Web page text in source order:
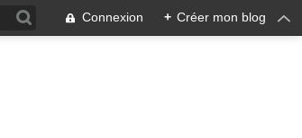
Connexion + Créer mon blog